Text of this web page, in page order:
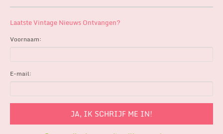
Laatste Vintage Nieuws Ontvangen?
Voornaam:
E-mail: